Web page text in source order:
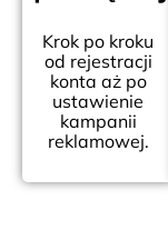
Krok po kroku
od rejestracji
konta aż po
ustawienie
kampanii
reklamowej.